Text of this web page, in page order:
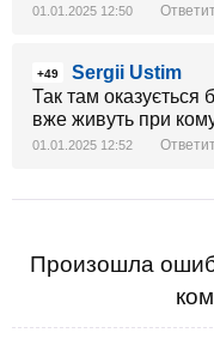
01.01.2025 12:50
+49
Sergii Ustim
Так там оказується
вже живуть при
01.01.2025 12:52
Произошла